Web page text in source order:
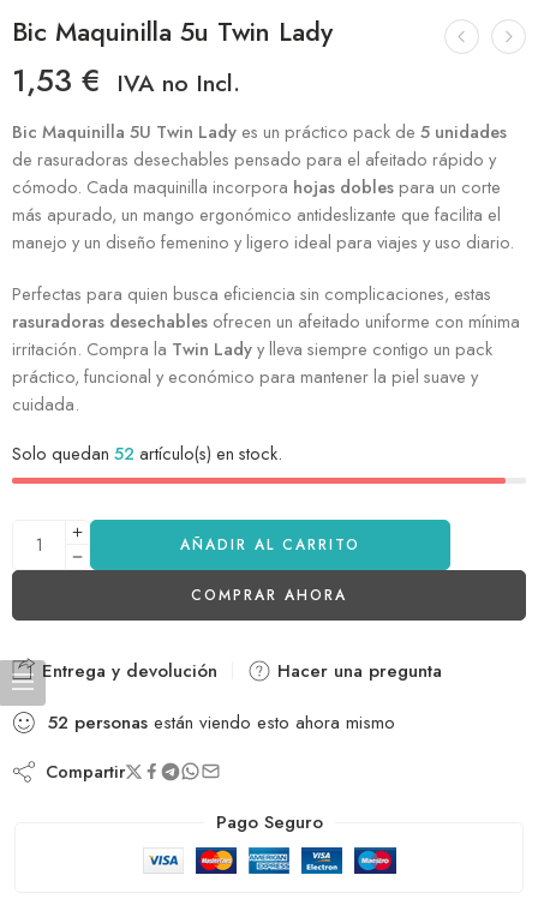
Bic Maquinilla 5u Twin Lady
1,53 € IVA no Incl.
Bic Maquinilla 5U Twin Lady es un práctico pack de 5 unidades
de rasuradoras desechables pensado para el afeitado rápido y
cómodo. Cada maquinilla incorpora hojas dobles para un corte
más apurado, un mango ergonómico antideslizante que facilita el
manejo y un diseño femenino y ligero ideal para viajes y uso diario.
Perfectas para quien busca eficiencia sin complicaciones, estas
rasuradoras desechables ofrecen un afeitado uniforme con mínima
irritación. Compra la Twin Ladyy lleva siempre contigo un pack
práctico, funcional y económico para mantener la piel suave y
cuidada.
Solo quedan 52 artículo(s) en stock.
AÑADIR AL CARRITO
COMPRAR AHORA
Entrega y devolución
Hacer una pregunta
52 personas están viendo esto ahora mismo
Compartir
Pago Seguro